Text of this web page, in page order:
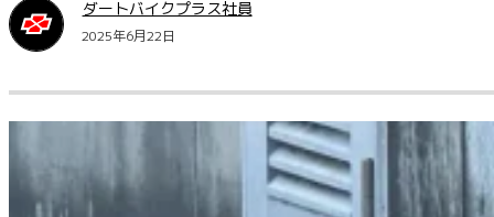
ダートバイクプラス社員
2025年6月22日